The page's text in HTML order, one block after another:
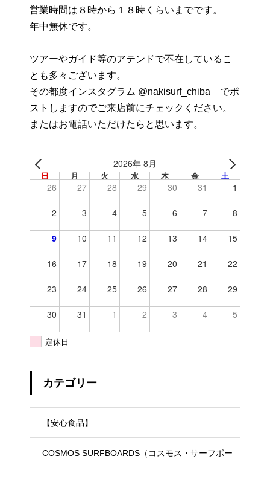
営業時間は８時から１８時くらいまでです。
年中無休です。
ツアーやガイド等のアテンドで不在しているこ
とも多々ございます。
その都度インスタグラム @nakisurf_chiba でポ
ストしますのでご来店前にチェックください。
またはお電話いただけたらと思います。
2026年 8月
日 月 火 水 木 金 土
26 27 28 29 30 31 1
2 3 4 5 6 7 8
9 10 11 12 13 14 15
16 17 18 19 20 21 22
23 24 25 26 27 28 29
30 31 1 2 3 4 5
定休日
カテゴリー
【安心食品】
COSMOS SURFBOARDS（コスモス・サーフボー